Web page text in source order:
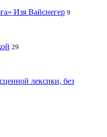
Изя Вайснегер 9
29
лексики, без